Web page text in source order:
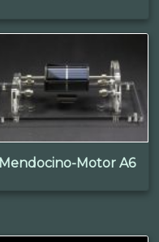
Mendocino-Motor A6